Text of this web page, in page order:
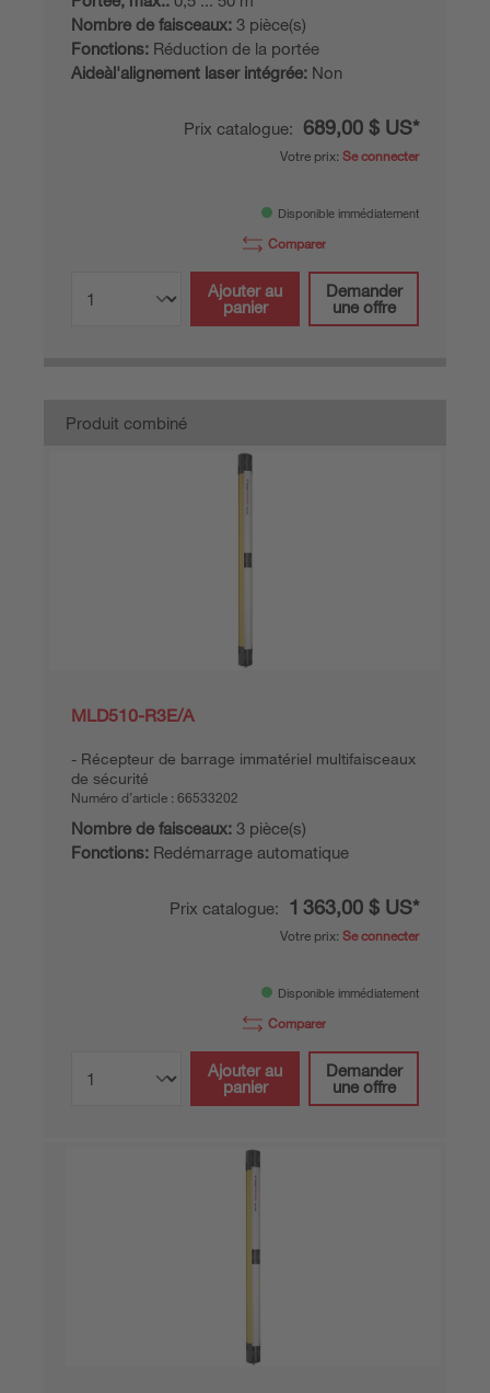
Nombre de faisceaux: 3 pièce(s)
Fonctions: Réduction de la portée
Aideàl'alignement laser intégrée: Non
Prix catalogue: 689,00 $ US*
Votre prix: Se connecter
Disponible immédiatement
Comparer
Ajouter au
panier
Demander
une offre
Produit combiné
MLD510-R3E/A
Récepteur de barrage immatériel multifaisceaux
de sécurité
Numéro d’article : 66533202
Nombre de faisceaux: 3 pièce(s)
Fonctions: Redémarrage automatique
Prix catalogue: 1 363,00 $ US*
Votre prix: Se connecter
Disponible immédiatement
Comparer
Ajouter au
panier
Demander
une offre